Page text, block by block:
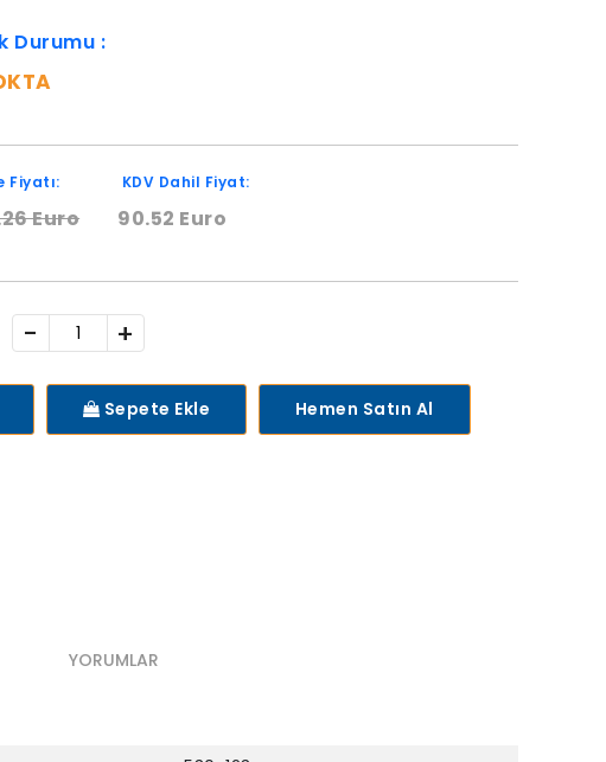
Durumu :
Fiyatı:
Euro
KDV Dahil Fiyat:
90.52 Euro
- +
Sepete Ekle Hemen Satın Al
YORUMLAR